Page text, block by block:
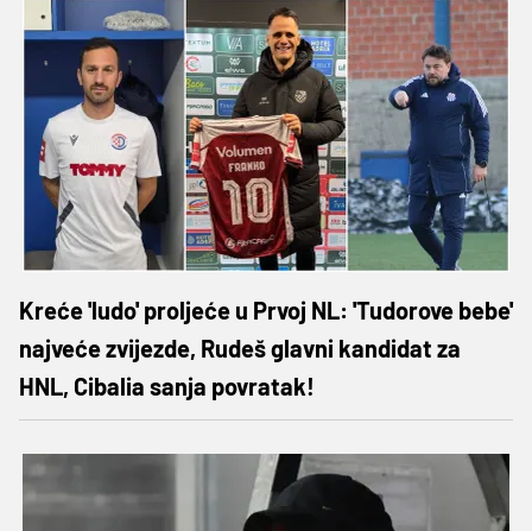
Kreće 'ludo' proljeće u Prvoj NL: 'Tudorove bebe'
najveće zvijezde, Rudeš glavni kandidat za
HNL, Cibalia sanja povratak!